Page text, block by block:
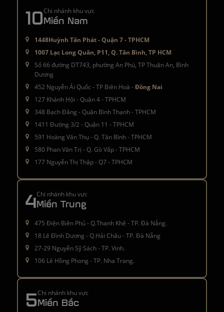
10Chi nhánh khu vực
Miền Nam
1448Huỳnh Tấn Phát - Quận 7 - TPHCM
1007 Lạc Long Quân, P11, Q. Tân Bình, TP HCM
Số 66 đường DT743, phường An Phú, TP Thuận An, Bình
Dương
452 Nguyễn Ái Quốc - TP Biên Hoà -Đồng Nai
127 Khánh Hội - Quận 4 - TPHCM
348 Bạch Đằng - Quận Bình Thạnh - TPHCM
1411 Đường 3/2 - Quận 11 - TPHCM
591 Hoàng Văn Thụ - Q. Tân Bình - TPHCM
580 Phan Văn Trị - Q. Gò Vấp - TPHCM
177 Nguyễn Thị Thập - Q7 - TPHCM
4Chi nhánh khu vực
Miền Trung
475 Điện Biên Phủ - Q.Thanh Khê - TP. Đà Nẵng.
18 Lê Đình Dương - Q.Hải Châu - TP. Đà Nẵng
27-29 Nguyễn Sỹ Sách - TP. Vinh.
106 Lê Hồng Phong - TP. Nha Trang.
5Chi nhánh khu vực
Miền Bắc